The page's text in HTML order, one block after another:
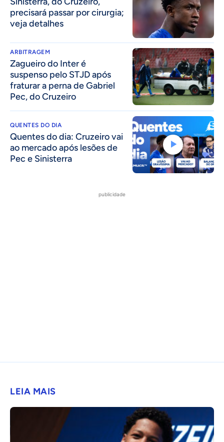
precisará passar por cirurgia;
veja detalhes
ARBITRAGEM
Zagueiro do Inter é
suspenso pelo STJD após
fraturar a perna de Gabriel
Pec, do Cruzeiro
QUENTES DO DIA
Quentes do dia: Cruzeiro vai
ao mercado após lesões de
Pec e Sinisterra
publicidade
LEIA MAIS